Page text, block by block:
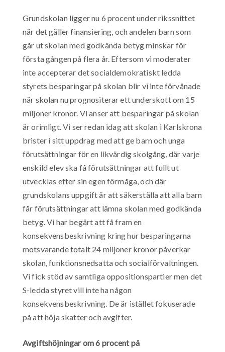
Grundskolan ligger nu 6 procent under rikssnittet
när det gäller finansiering, och andelen barn som
går ut skolan med godkända betyg minskar för
första gången på flera år. Eftersom vi moderater
inte accepterar det socialdemokratiskt ledda
styrets besparingar på skolan blir vi inte förvånade
när skolan nu prognositerar ett underskott om 15
miljoner kronor. Vi anser att besparingar på skolan
är orimligt. Vi ser redan idag att skolan i Karlskrona
brister i sitt uppdrag med att ge barn och unga
förutsättningar för en likvärdig skolgång, där varje
enskild elev ska få förutsättningar att fullt ut
utvecklas efter sin egen förmåga, och där
grundskolans uppgift är att säkerställa att alla barn
får förutsättningar att lämna skolan med godkända
betyg. Vi har begärt att få fram en
konsekvensbeskrivning kring hur besparingarna
motsvarande totalt 24 miljoner kronor påverkar
skolan, funktionsnedsatta och socialförvaltningen.
Vi fick stöd av samtliga oppositionspartier men det
S-ledda styret vill inte ha någon
konsekvensbeskrivning. De är istället fokuserade
på att höja skatter och avgifter.
Avgiftshöjningar om 6 procent på